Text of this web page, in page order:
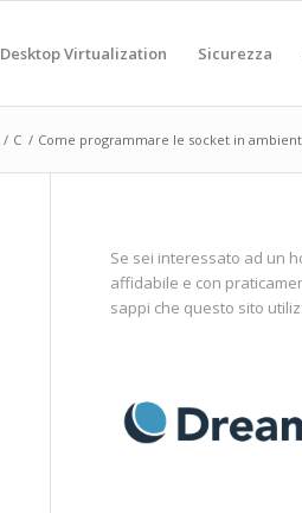
Desktop Virtualization Sicurezza
/ C / Come programmare le socket in
Se sei interessato ad un
affidabile e con
sappi che questo sito